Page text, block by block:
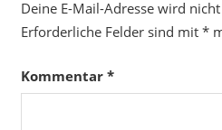
Deine E-Mail-Adresse wird
Erforderliche Felder sind mit *
Kommentar *